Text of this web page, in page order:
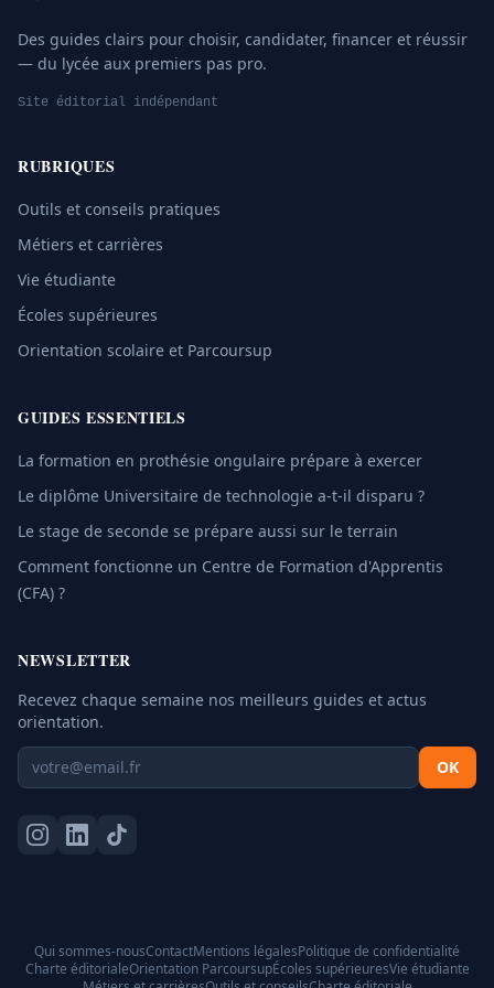
Des guides clairs pour choisir, candidater, financer et réussir
— du lycée aux premiers pas pro.
Site éditorial indépendant
RUBRIQUES
Outils et conseils pratiques
Métiers et carrières
Vie étudiante
Écoles supérieures
Orientation scolaire et Parcoursup
GUIDES ESSENTIELS
La formation en prothésie ongulaire prépare à exercer
Le diplôme Universitaire de technologie a-t-il disparu ?
Le stage de seconde se prépare aussi sur le terrain
Comment fonctionne un Centre de Formation d'Apprentis
(CFA) ?
NEWSLETTER
Recevez chaque semaine nos meilleurs guides et actus
orientation.
OK
Qui sommes-nousContactMentions légalesPolitique de confidentialité
Charte éditorialeOrientation ParcoursupÉcoles supérieuresVie étudiante